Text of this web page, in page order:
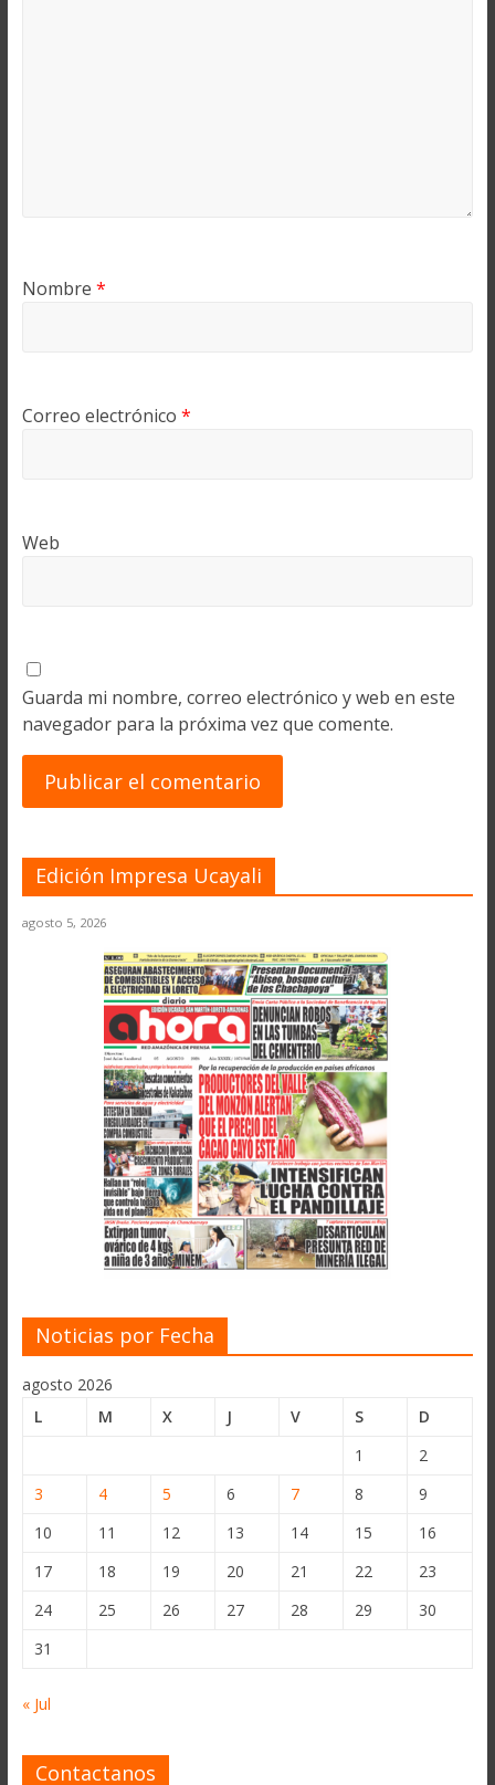
Nombre *
Correo electrónico *
Web
Guarda mi nombre, correo electrónico y web en este
navegador para la próxima vez que comente.
Edición Impresa Ucayali
agosto 5, 2026
Noticias por Fecha
agosto 2026
L
M X J V S
D
1
2
3
4 5 6 7 8
9
10
11 12 13 14 15
16
17
18 19 20 21 22
23
24
25 26 27 28 29
30
31
« Jul
Contactanos